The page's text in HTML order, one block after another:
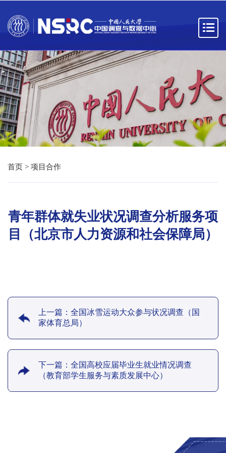
首页 > 项目合作
青年群体就失业状况调查分析服务项
目（北京市人力资源和社会保障局）
上一篇：全国冰雪运动大众参与状况调查（国
家体育总局）
下一篇：全国高校应届毕业生就业情况调查
（教育部学生服务与素质发展中心）